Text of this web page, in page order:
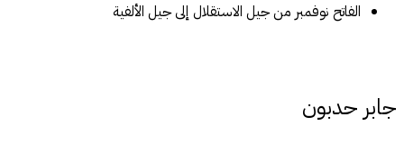
الفاتح نوفمبر من جيل الاستقلال إلى جيل الألفية
جابر حدبون